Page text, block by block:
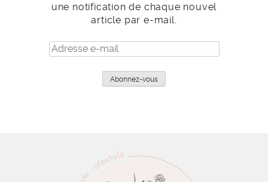
une notification de chaque nouvel
article par e-mail.
Adresse
e-
Abonnez-vous